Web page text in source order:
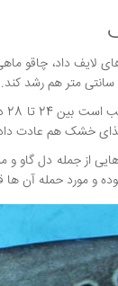
لایف داد، چاقو
خشک هم عادت
از جمله دل گاو و
و مورد حمله آن ها